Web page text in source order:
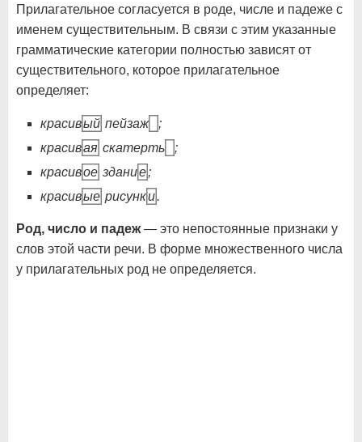
Прилагательное согласуется в роде, числе и падеже с
именем существительным. В связи с этим указанные
грамматические категории полностью зависят от
существительного, которое прилагательное
определяет:
красивый пейзаж
;
красивая скатерть
;
красивое здание;
красивые рисунки.
Род, число и падеж— это непостоянные признаки у
слов этой части речи. В форме множественного числа
у прилагательных род не определяется.